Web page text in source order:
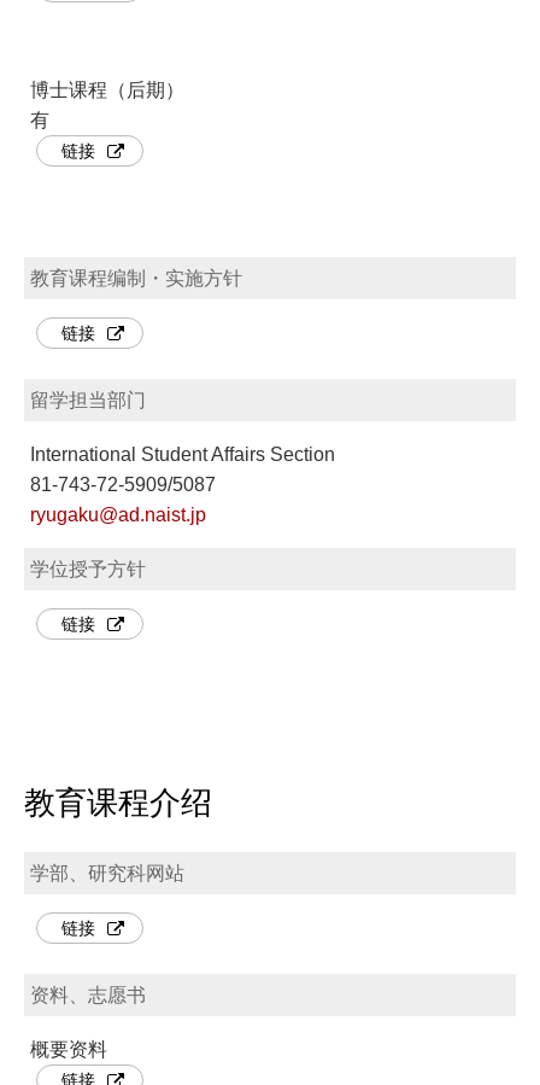
博士课程（后期）
有
链接
教育课程编制・实施方针
链接
留学担当部门
International Student Affairs Section
81-743-72-5909/5087
ryugaku@ad.naist.jp
学位授予方针
链接
教育课程介绍
学部、研究科网站
链接
资料、志愿书
概要资料
链接